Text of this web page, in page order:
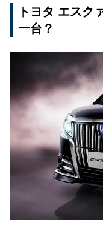
トヨタ エスク
一台？